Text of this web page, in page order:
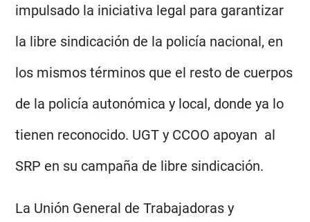
impulsado la iniciativa legal para garantizar
la libre sindicación de la policía nacional, en
los mismos términos que el resto de cuerpos
de la policía autonómica y local, donde ya lo
tienen reconocido. UGT y CCOO apoyan al
SRP en su campaña de libre sindicación.
La Unión General de Trabajadoras y